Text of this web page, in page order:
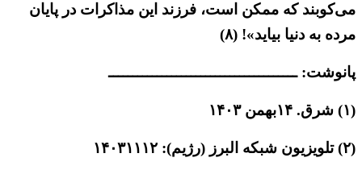
می‌کوبند که ممکن است، فرزند این مذاکرات در پایان
مرده به دنیا بیاید»! (۸)
پانوشت: ـــــــــــــــــــــــــــــــــــــــ
(۱) شرق. ۱۴بهمن ۱۴۰۳
(۲) تلویزیون شبکه البرز (رژیم): ۱۴۰۳۱۱۱۲